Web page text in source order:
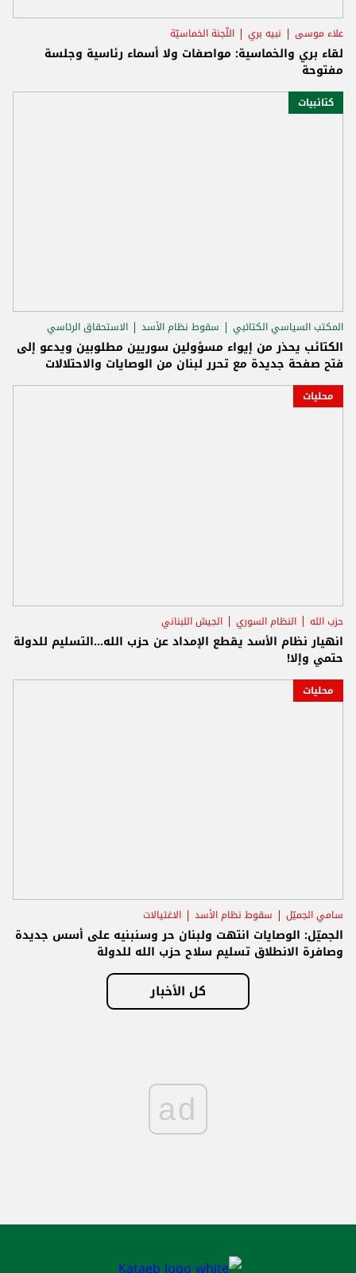
علاء موسى نبيه بري اللّجنة الخماسيّة
لقاء بري والخماسية: مواصفات ولا أسماء رئاسية وجلسة
مفتوحة
كتائبيات
المكتب السياسي الكتائبي سقوط نظام الأسد الاستحقاق الرئاسي
الكتائب يحذر من إيواء مسؤولين سوريين مطلوبين ويدعو إلى
فتح صفحة جديدة مع تحرر لبنان من الوصايات والاحتلالات
محليات
حزب الله النظام السوري الجيش اللبناني
انهيار نظام الأسد يقطع الإمداد عن حزب الله...التسليم للدولة
حتمي وإلا!
محليات
سامي الجميّل سقوط نظام الأسد الاغتيالات
الجميّل: الوصايات انتهت ولبنان حر وسنبنيه على أسس جديدة
وصافرة الانطلاق تسليم سلاح حزب الله للدولة
كل الأخبار
ad